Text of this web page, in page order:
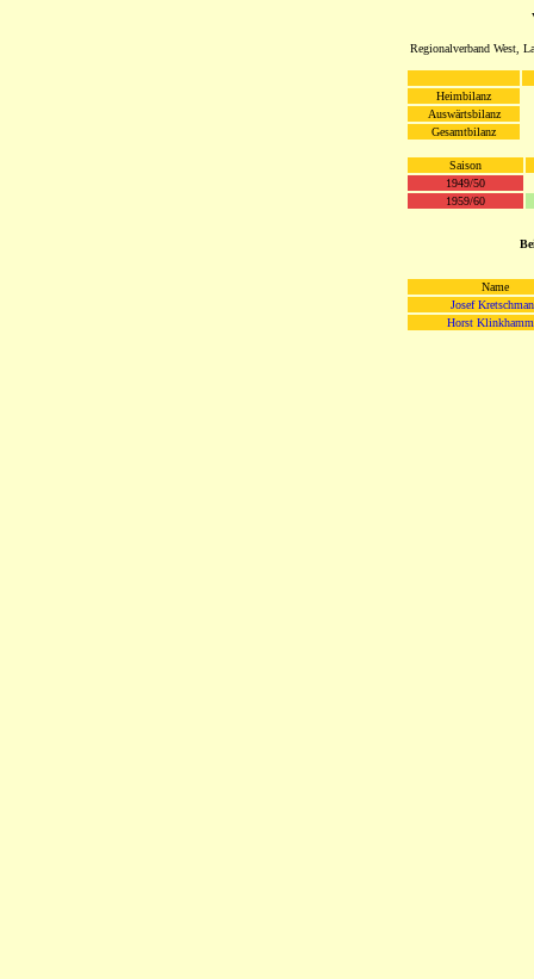
Regionalverband West,
Heimbilanz
Auswärtsbilanz
Gesamtbilanz
Saison
1949/50
1959/60
Name
Josef
Horst